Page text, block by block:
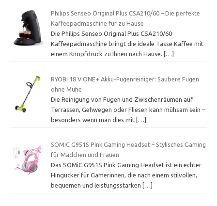
Philips Senseo Original Plus CSA210/60 – Die perfekte
Kaffeepadmaschine für zu Hause
Die Philips Senseo Original Plus CSA210/60
Kaffeepadmaschine bringt die ideale Tasse Kaffee mit
einem Knopfdruck zu Ihnen nach Hause.
[…]
RYOBI 18 V ONE+ Akku-Fugenreiniger: Saubere Fugen
ohne Mühe
Die Reinigung von Fugen und Zwischenräumen auf
Terrassen, Gehwegen oder Fliesen kann mühsam sein –
besonders wenn man dies mit […]
SOMiC G951S Pink Gaming Headset – Stylisches Gaming
für Mädchen und Frauen
Das SOMiC G951S Pink Gaming Headset ist ein echter
Hingucker für Gamerinnen, die nach einem stilvollen,
bequemen und leistungsstarken
[…]